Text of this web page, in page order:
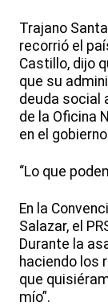
Trajano
recorrió el
Castillo, dijo
que su
deuda social
de la Oficina
en el
“Lo que
En la
Salazar, el
Durante la
haciendo los
que
mío”.